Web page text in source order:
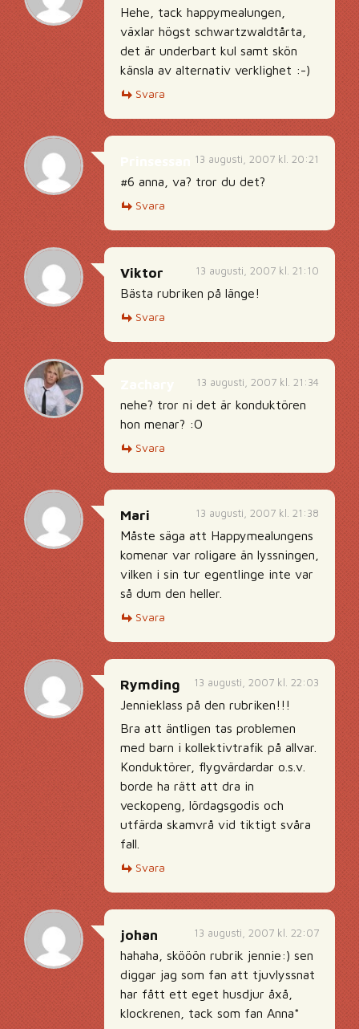
Hehe, tack happymealungen,
växlar högst schwartzwaldtårta,
det är underbart kul samt skön
känsla av alternativ verklighet :-)
Svara
13 augusti, 2007 kl. 20:21
#6 anna, va? tror du det?
Svara
13 augusti, 2007 kl. 21:10
Viktor
Bästa rubriken på länge!
Svara
13 augusti, 2007 kl. 21:34
nehe? tror ni det är konduktören
hon menar? :O
Svara
13 augusti, 2007 kl. 21:38
Mari
Måste säga att Happymealungens
komenar var roligare än lyssningen,
vilken i sin tur egentlinge inte var
så dum den heller.
Svara
13 augusti, 2007 kl. 22:03
Rymding
Jennieklass på den rubriken!!!
Bra att äntligen tas problemen
med barn i kollektivtrafik på allvar.
Konduktörer, flygvärdardar o.s.v.
borde ha rätt att dra in
veckopeng, lördagsgodis och
utfärda skamvrå vid tiktigt svåra
fall.
Svara
13 augusti, 2007 kl. 22:07
johan
hahaha, skööön rubrik jennie:) sen
diggar jag som fan att tjuvlyssnat
har fått ett eget husdjur åxå,
klockrenen, tack som fan Anna*